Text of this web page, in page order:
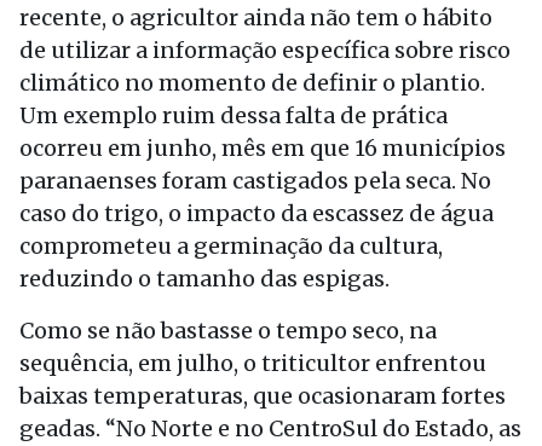
recente, o agricultor ainda não tem o hábito
de utilizar a informação específica sobre risco
climático no momento de definir o plantio.
Um exemplo ruim dessa falta de prática
ocorreu em junho, mês em que 16 municípios
paranaenses foram castigados pela seca. No
caso do trigo, o impacto da escassez de água
comprometeu a germinação da cultura,
reduzindo o tamanho das espigas.
Como se não bastasse o tempo seco, na
sequência, em julho, o triticultor enfrentou
baixas temperaturas, que ocasionaram fortes
geadas. “No Norte e no CentroSul do Estado, as